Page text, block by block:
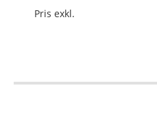
Pris exkl.